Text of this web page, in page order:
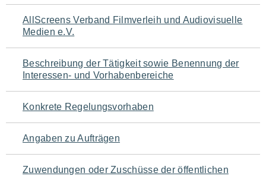
Navigation
für
den
Seiteninhalt
AllScreens Verband Filmverleih und Audiovisuelle
Medien e.V.
Beschreibung der Tätigkeit sowie Benennung der
Interessen- und Vorhabenbereiche
Konkrete Regelungsvorhaben
Angaben zu Aufträgen
Zuwendungen oder Zuschüsse der öffentlichen